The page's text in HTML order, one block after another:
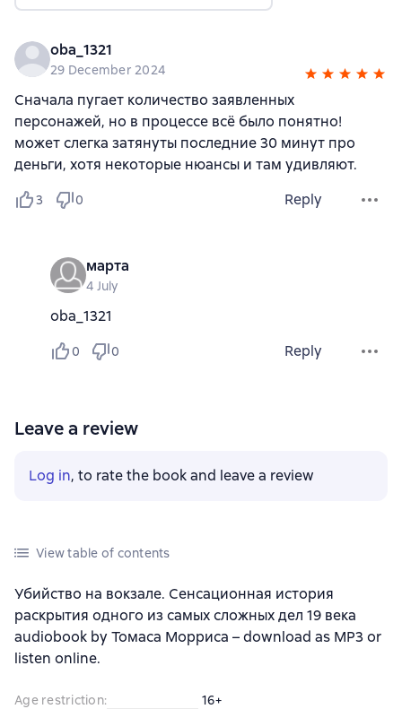
oba_1321
29 December 2024
Сначала пугает количество заявленных
персонажей, но в процессе всё было понятно!
может слегка затянуты последние 30 минут про
деньги, хотя некоторые нюансы и там удивляют.
3 0 Reply
марта
4 July
oba_1321
0 0 Reply
Leave a review
Log in, to rate the book and leave a review
View table of contents
Убийство на вокзале. Сенсационная история
раскрытия одного из самых сложных дел 19 века
audiobook by Томаса Морриса – download as MP3 or
listen online.
Age restriction:
16+